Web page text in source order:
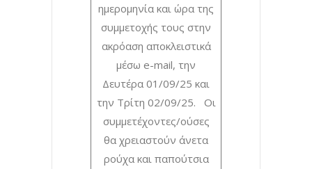
ημερομηνία και ώρα της
συμμετοχής τους στην
ακρόαση αποκλειστικά
μέσω e-mail, την
Δευτέρα 01/09/25 και
την Τρίτη 02/09/25. Οι
συμμετέχοντες/ούσες
θα χρειαστούν άνετα
ρούχα και παπούτσια